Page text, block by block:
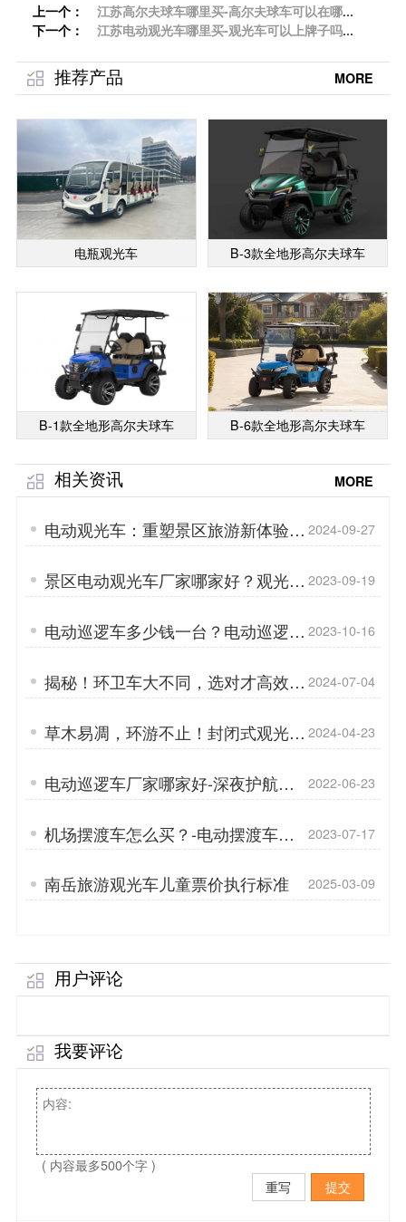
上一个：
江苏高尔夫球车哪里买-高尔夫球车可以在哪里
用「专菱」
下一个：
江苏电动观光车哪里买-观光车可以上牌子吗
推荐产品 MORE
电瓶观光车 B-3款全地形高尔夫球车
B-1款全地形高尔夫球车 B-6款全地形高尔夫球车
相关资讯 MORE
电动观光车：重塑景区旅游新体验
「专菱」
2024-09-27
景区电动观光车厂家哪家好？观光车
外壳小知识「专菱」
2023-09-19
电动巡逻车多少钱一台？电动巡逻车
电池有哪些配置？「专菱」
2023-10-16
揭秘！环卫车大不同，选对才高效！
「专菱」
2024-07-04
草木易凋，环游不止！封闭式观光车
带您探索旅游新境界「专菱」
2024-04-23
电动巡逻车厂家哪家好-深夜护航人
「专菱」
2022-06-23
机场摆渡车怎么买？-电动摆渡车是
什么？「专菱」
2023-07-17
南岳旅游观光车儿童票价执行标准 2025-03-09
用户评论
我要评论
( 内容最多500个字 )
重写
提交